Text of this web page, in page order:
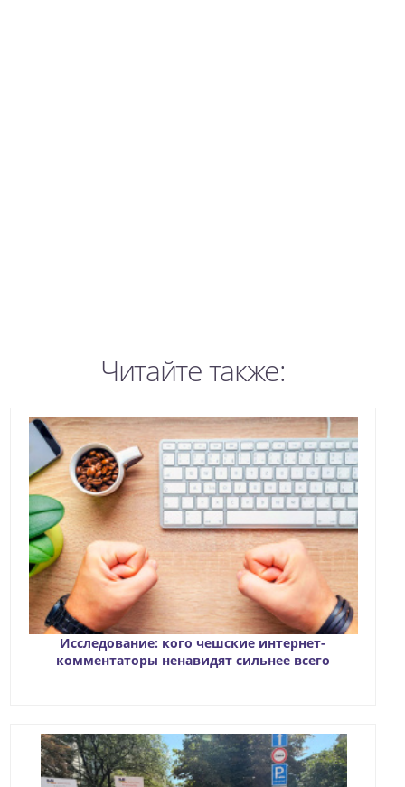
Читайте также:
Исследование: кого чешские интернет-
комментаторы ненавидят сильнее всего